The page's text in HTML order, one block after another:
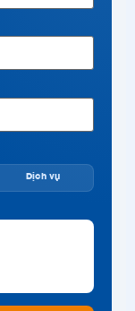
Dịch vụ